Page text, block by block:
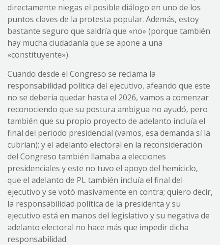
directamente niegas el posible diálogo en uno de los
puntos claves de la protesta popular. Además, estoy
bastante seguro que saldría que «no» (porque también
hay mucha ciudadanía que se apone a una
«constituyente»).
Cuando desde el Congreso se reclama la
responsabilidad política del ejecutivo, afeando que este
no se debería quedar hasta el 2026, vamos a comenzar
reconociendo que su postura ambigua no ayudó, pero
también que su propio proyecto de adelanto incluía el
final del periodo presidencial (vamos, esa demanda sí la
cubrían); y el adelanto electoral en la reconsideración
del Congreso también llamaba a elecciones
presidenciales y este no tuvo el apoyo del hemiciclo,
que el adelanto de PL también incluía el final del
ejecutivo y se votó masivamente en contra; quiero decir,
la responsabilidad política de la presidenta y su
ejecutivo está en manos del legislativo y su negativa de
adelanto electoral no hace más que impedir dicha
responsabilidad.